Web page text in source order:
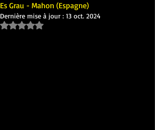
Es Grau - Mahon (Espagne)
Dernière mise à jour : 13 oct. 2024
Noté NaN étoiles sur 5.